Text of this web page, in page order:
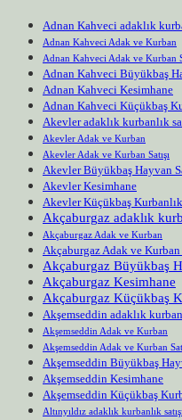
Adnan Kahveci adaklık
Adnan Kahveci Adak ve Kurban
Adnan Kahveci Adak ve Kurban
Adnan Kahveci Büyükbaş
Adnan Kahveci Kesimhane
Adnan Kahveci Küçükbaş
Akevler adaklık kurbanlık
Akevler Adak ve Kurban
Akevler Adak ve Kurban Satışı
Akevler Büyükbaş Hayvan
Akevler Kesimhane
Akevler Küçükbaş Kurbanlık
Akçaburgaz adaklık
Akçaburgaz Adak ve Kurban
Akçaburgaz Adak ve Kurban
Akçaburgaz Büyükbaş
Akçaburgaz Kesimhane
Akçaburgaz Küçükbaş
Akşemseddin adaklık
Akşemseddin Adak ve Kurban
Akşemseddin Adak ve Kurban
Akşemseddin Büyükbaş
Akşemseddin Kesimhane
Akşemseddin Küçükbaş
Altınyıldız adaklık kurbanlık satışı